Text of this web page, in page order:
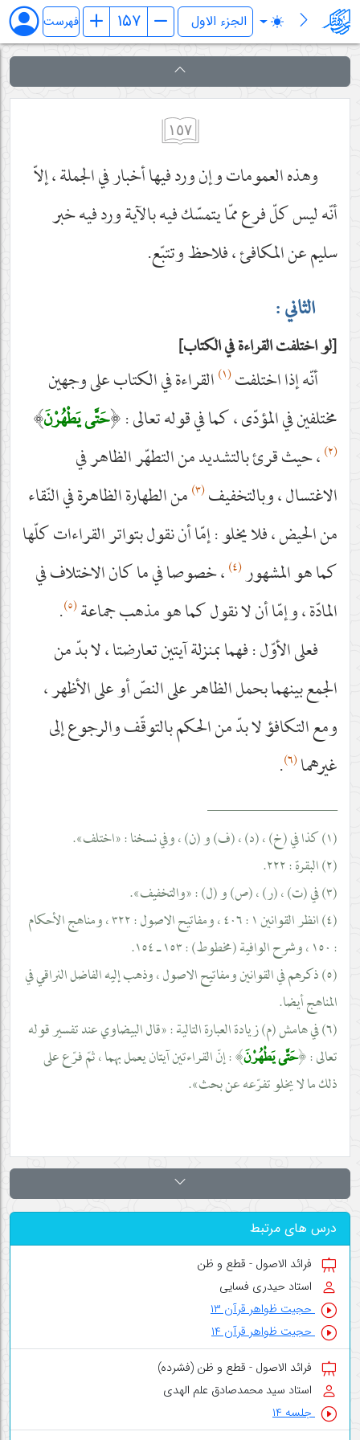
فرائد الاصول (رسائل) فهرست
١٥٧
وهذه العمومات وإن ورد فيها أخبار في الجملة ، إلاّ
أنّه ليس كلّ فرع ممّا يتمسّك فيه بالآية ورد فيه خبر
سليم عن المكافئ ، فلاحظ وتتبّع.
الثاني :
لو اختلفت القراءة في الكتاب
أنّه إذا اختلفت(١) القراءة في الكتاب على وجهين
مختلفين في المؤدّى ، كما في قوله تعالى :﴿حَتَّى يَطْهُرْنَ﴾
(٢) ، حيث قرئ بالتشديد من التطهّر الظاهر في
الاغتسال ، وبالتخفيف(٣) من الطهارة الظاهرة في النّقاء
من الحيض ، فلا يخلو : إمّا أن نقول بتواتر القراءات كلّها
كما هو المشهور(٤) ، خصوصا في ما كان الاختلاف في
المادّة ، وإمّا أن لا نقول كما هو مذهب جماعة(٥) .
فعلى الأوّل : فهما بمنزلة آيتين تعارضتا ، لا بدّ من
الجمع بينهما بحمل الظاهر على النصّ أو على الأظهر ،
ومع التكافؤ لا بدّ من الحكم بالتوقّف والرجوع إلى
غيرهما(٦) .
__________________
(١) كذا في (خ) ، (د) ، (ف) و (ن) ، وفي نسخنا : «اختلف».
(٢) البقرة : ٢٢٢.
(٣) في (ت) ، (ر) ، (ص) و (ل) : «والتخفيف».
(٤) انظر القوانين ١ : ٤٠٦ ، ومفاتيح الاصول : ٣٢٢ ، ومناهج الأحكام
: ١٥٠ ، وشرح الوافية (مخطوط) : ١٥٣ ـ ١٥٤.
(٥) ذكرهم في القوانين ومفاتيح الاصول ، وذهب إليه الفاضل النراقي في
المناهج أيضا.
(٦) في هامش (م) زيادة العبارة التالية : «قال البيضاوي عند تفسير قوله
تعالى :﴿حَتَّى يَطْهُرْنَ﴾: إنّ القراءتين آيتان يعمل بهما ، ثمّ فرّع على
ذلك ما لا يخلو تفرّعه عن بحث».
درس های مرتبط
فرائد الاصول - قطع و ظن
استاد حیدری فسایی
حجیت ظواهر قرآن ۱۳
حجیت ظواهر قرآن ۱۴
فرائد الاصول - قطع و ظن (فشرده)
استاد سید محمدصادق علم الهدی
جلسه ۱۴